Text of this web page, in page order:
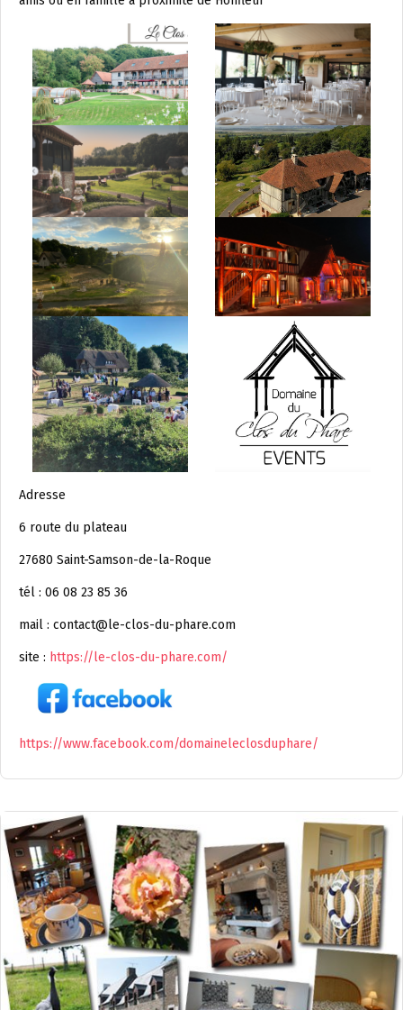
Adresse
6 route du plateau
27680 Saint-Samson-de-la-Roque
tél : 06 08 23 85 36
mail : contact@le-clos-du-phare.com
site : https://le-clos-du-phare.com/
https://www.facebook.com/domaineleclosduphare/